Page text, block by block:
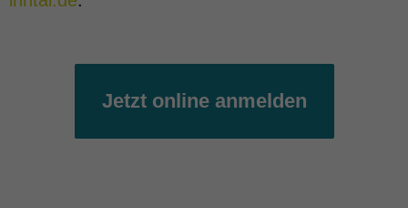
Jetzt online anmelden